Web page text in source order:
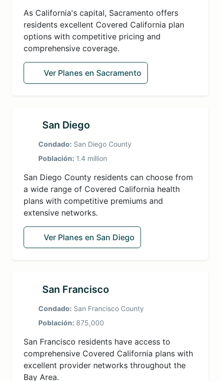
As California's capital, Sacramento offers
residents excellent Covered California plan
options with competitive pricing and
comprehensive coverage.
Ver Planes en Sacramento
San Diego
Condado: San Diego County
Población: 1.4 million
San Diego County residents can choose from
a wide range of Covered California health
plans with competitive premiums and
extensive networks.
Ver Planes en San Diego
San Francisco
Condado: San Francisco County
Población: 875,000
San Francisco residents have access to
comprehensive Covered California plans with
excellent provider networks throughout the
Bay Area.